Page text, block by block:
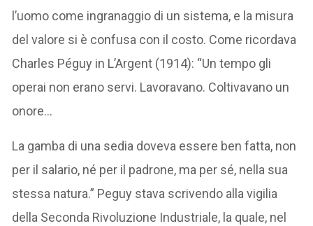
l’uomo come ingranaggio di un sistema, e la misura
del valore si è confusa con il costo. Come ricordava
Charles Péguy in L’Argent (1914): “Un tempo gli
operai non erano servi. Lavoravano. Coltivavano un
onore…
La gamba di una sedia doveva essere ben fatta, non
per il salario, né per il padrone, ma per sé, nella sua
stessa natura.” Peguy stava scrivendo alla vigilia
della Seconda Rivoluzione Industriale, la quale, nel